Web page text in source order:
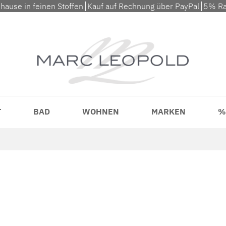
in feinen Stoffen⎮Kauf auf Rechnung über PayPal⎮5%
BAD WOHNEN MARKEN